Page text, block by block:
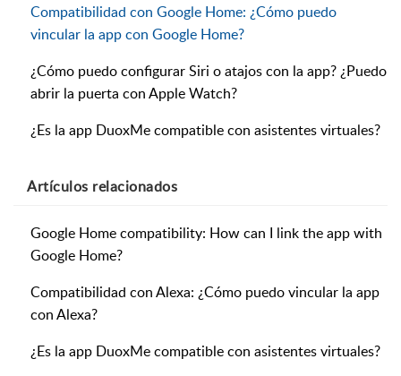
Compatibilidad con Google Home: ¿Cómo puedo
vincular la app con Google Home?
¿Cómo puedo configurar Siri o atajos con la app? ¿Puedo
abrir la puerta con Apple Watch?
¿Es la app DuoxMe compatible con asistentes virtuales?
Artículos relacionados
Google Home compatibility: How can I link the app with
Google Home?
Compatibilidad con Alexa: ¿Cómo puedo vincular la app
con Alexa?
¿Es la app DuoxMe compatible con asistentes virtuales?